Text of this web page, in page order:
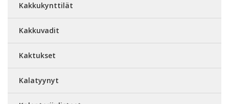
Kakkukynttilät
Kakkuvadit
Kaktukset
Kalatyynyt